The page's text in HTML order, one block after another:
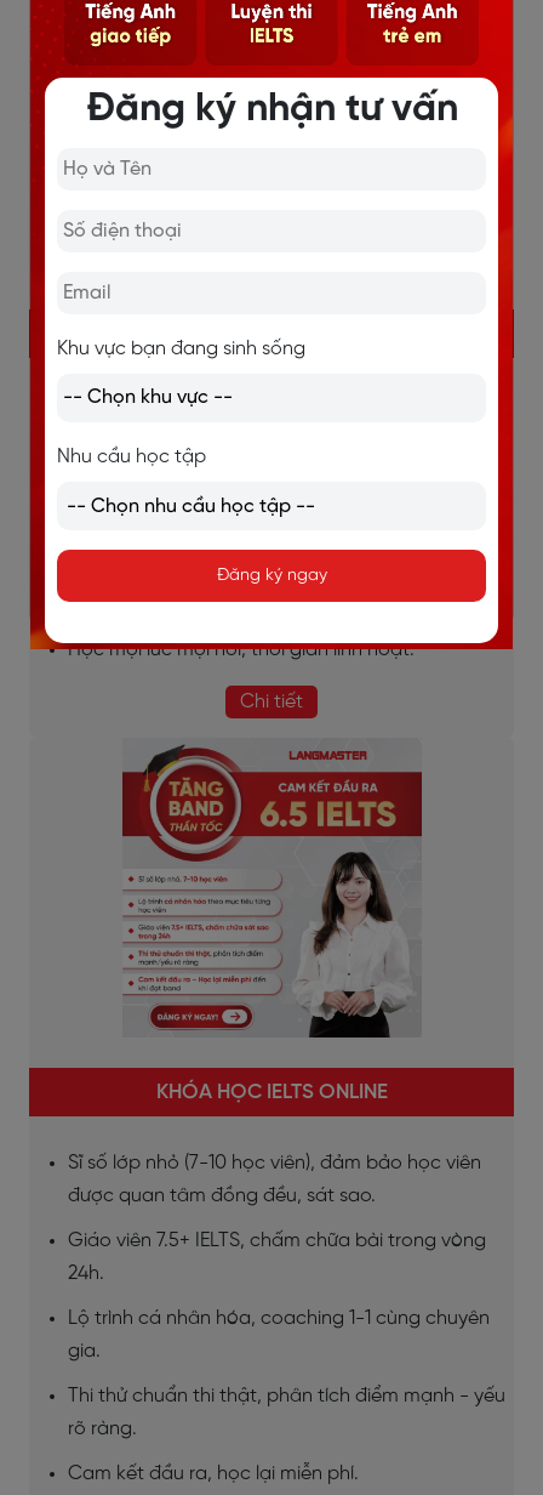
KHÓA TIẾNG ANH GIAO TIẾP 1 KÈM 1
Học và trao đổi trực tiếp 1 thầy 1 trò.
Giao tiếp liên tục, sửa lỗi kịp thời, bù đắp lỗ hổng
Dựa trên mục tiêu, đặc thù từng ngành việc của
học viên.
Học mọi lúc mọi nơi, thời gian linh hoạt.
Chi tiết
KHÓA HỌC IELTS ONLINE
Sĩ số lớp nhỏ (7-10 học viên), đảm bảo học viên
được quan tâm đồng đều, sát sao.
Giáo viên 7.5+ IELTS, chấm chữa bài trong vòng
24h.
Lộ trình cá nhân hóa, coaching 1-1 cùng chuyên
gia.
Thi thử chuẩn thi thật, phân tích điểm mạnh - yếu
rõ ràng.
Cam kết đầu ra, học lại miễn phí.
Đăng ký nhận tư vấn
Khu vực bạn đang sinh sống
Nhu cầu học tập
Đăng ký ngay